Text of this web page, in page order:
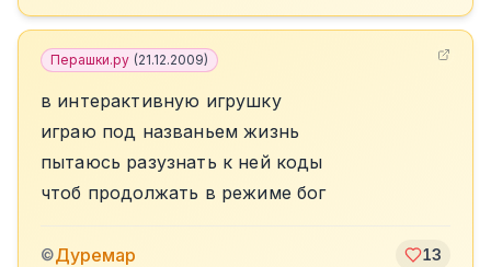
Перашки.ру (21.12.2009)
в интерактивную игрушку
играю под названьем жизнь
пытаюсь разузнать к ней коды
чтоб продолжать в режиме бог
©Дуремар 13